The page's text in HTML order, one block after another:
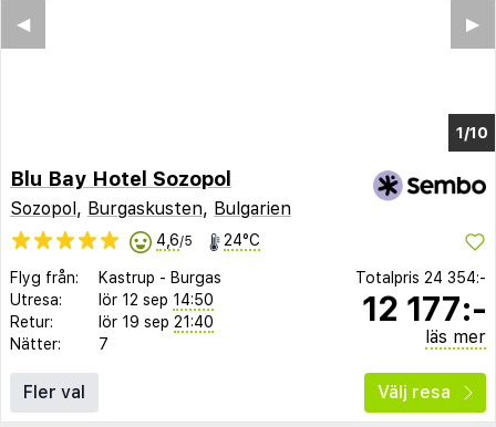
1/4
▶︎
◀︎
Blu Bay Hotel Sozopol
Sozopol , Burgaskusten, Bulgarien
4,6/5 24°C
Flyg från: Kastrup - Burgas
Utresa:
lör 12 sep 14:50
Retur:
lör 19 sep 21:40
Nätter:
7
Totalpris 24 354:-
12 177:-
läs mer
Fler val Välj resa